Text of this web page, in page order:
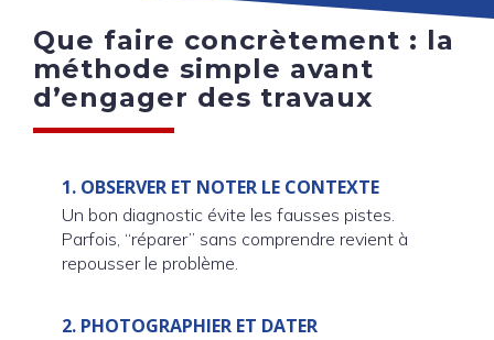
Que faire concrètement : la
méthode simple avant
d’engager des travaux
1. OBSERVER ET NOTER LE CONTEXTE
Un bon diagnostic évite les fausses pistes.
Parfois, “réparer” sans comprendre revient à
repousser le problème.
2. PHOTOGRAPHIER ET DATER